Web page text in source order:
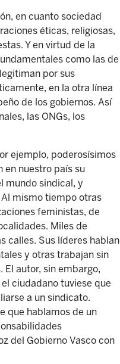
en cuanto sociedad
éticas, religiosas,
Y en virtud de la
como las de
por sus
en la otra línea
de los gobiernos. Así
las ONGs, los
ejemplo, poderosísimos
en nuestro país su
mundo sindical, y
mismo tiempo otras
feministas, de
Miles de
calles. Sus líderes hablan
y otras trabajan sin
autor, sin embargo,
ciudadano tuviese que
a un sindicato.
que hablamos de un
del Gobierno Vasco con